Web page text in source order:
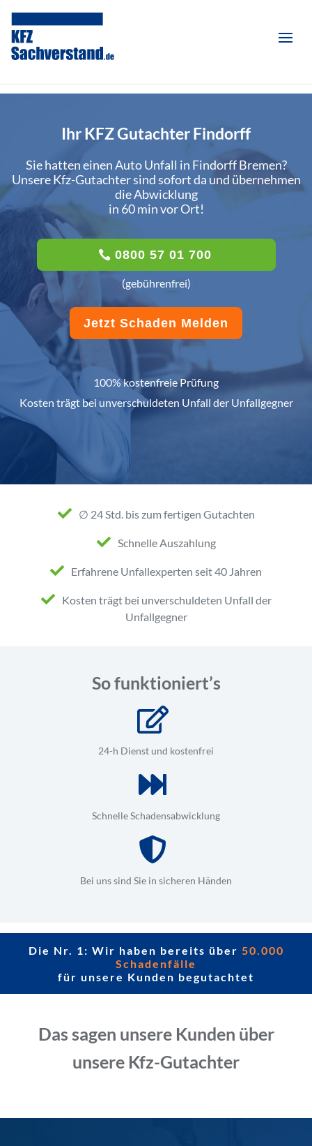
Ihr KFZ Gutachter Findorff
Sie hatten einen Auto Unfall in Findorff Bremen?
Unsere Kfz-Gutachter sind sofort da und übernehmen
die Abwicklung
in 60 min vor Ort!
0800 57 01 700
(gebührenfrei)
Jetzt Schaden Melden
100% kostenfreie Prüfung
Kosten trägt bei unverschuldeten Unfall der Unfallgegner
∅ 24 Std. bis zum fertigen Gutachten
Schnelle Auszahlung
Erfahrene Unfallexperten seit 40 Jahren
Kosten trägt bei unverschuldeten Unfall der
Unfallgegner
So funktioniert’s
24-h Dienst und kostenfrei
Schnelle Schadensabwicklung
Bei uns sind Sie in sicheren Händen
Die Nr. 1: Wir haben bereits über 50.000
Schadenfälle
für unsere Kunden begutachtet
Das sagen unsere Kunden über
unsere Kfz-Gutachter